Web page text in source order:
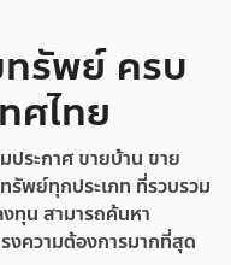
รัพย์ ครบ
ศไทย
ระกาศ ขายบ้าน ขาย
รัพย์ทุกประเภท ที่รวบรวม
ทุน สามารถค้นหา
งความต้องการมากที่สุด